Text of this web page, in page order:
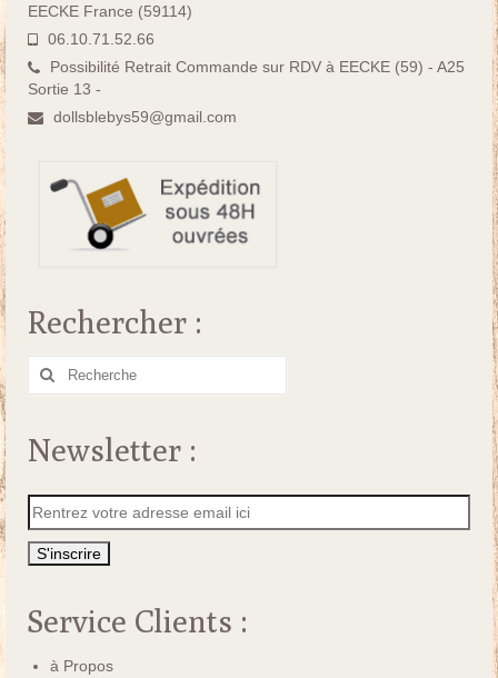
EECKE France (59114)
06.10.71.52.66
Possibilité Retrait Commande sur RDV à EECKE (59) - A25
Sortie 13 -
dollsblebys59@gmail.com
Rechercher :
Rechercher
Newsletter :
Service Clients :
à Propos